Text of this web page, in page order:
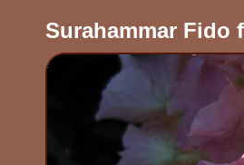
Surahammar Fido